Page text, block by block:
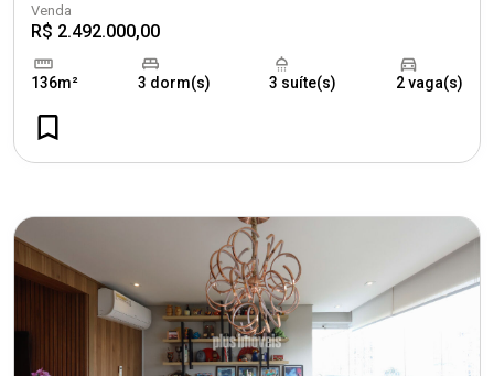
Venda
R$ 2.492.000,00
136m² 3 dorm(s) 3 suíte(s) 2 vaga(s)